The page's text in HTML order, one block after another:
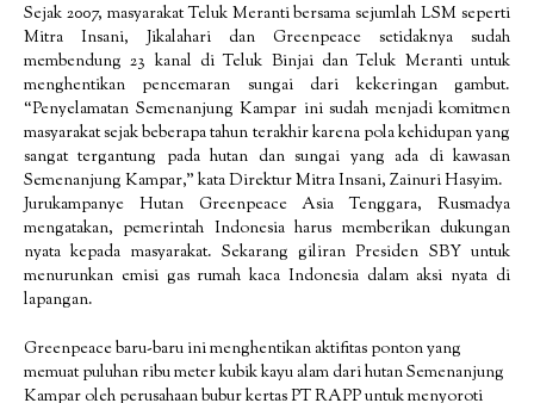
Sejak 2007, masyarakat Teluk Meranti bersama sejumlah LSM seperti
Mitra Insani, Jikalahari dan Greenpeace setidaknya sudah
membendung 23 kanal di Teluk Binjai dan Teluk Meranti untuk
menghentikan pencemaran sungai dari kekeringan gambut.
“Penyelamatan Semenanjung Kampar ini sudah menjadi komitmen
masyarakat sejak beberapa tahun terakhir karena pola kehidupan yang
sangat tergantung pada hutan dan sungai yang ada di kawasan
Semenanjung Kampar,” kata Direktur Mitra Insani, Zainuri Hasyim.
Jurukampanye Hutan Greenpeace Asia Tenggara, Rusmadya
mengatakan, pemerintah Indonesia harus memberikan dukungan
nyata kepada masyarakat. Sekarang giliran Presiden SBY untuk
menurunkan emisi gas rumah kaca Indonesia dalam aksi nyata di
lapangan.
Greenpeace baru-baru ini menghentikan aktifitas ponton yang
memuat puluhan ribu meter kubik kayu alam dari hutan Semenanjung
Kampar oleh perusahaan bubur kertas PT RAPP untuk menyoroti